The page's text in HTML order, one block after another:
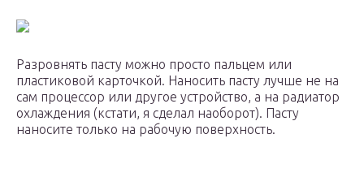
Разровнять пасту можно просто пальцем или
пластиковой карточкой. Наносить пасту лучше не на
сам процессор или другое устройство, а на радиатор
охлаждения (кстати, я сделал наоборот). Пасту
наносите только на рабочую поверхность.